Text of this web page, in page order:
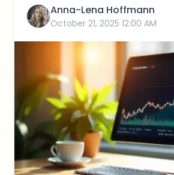
Anna-Lena Hoffmann
October 21, 2025 12:00 AM